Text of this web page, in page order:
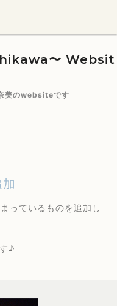
〜 Websit
美のwebsiteです
っているものを追加し
♪